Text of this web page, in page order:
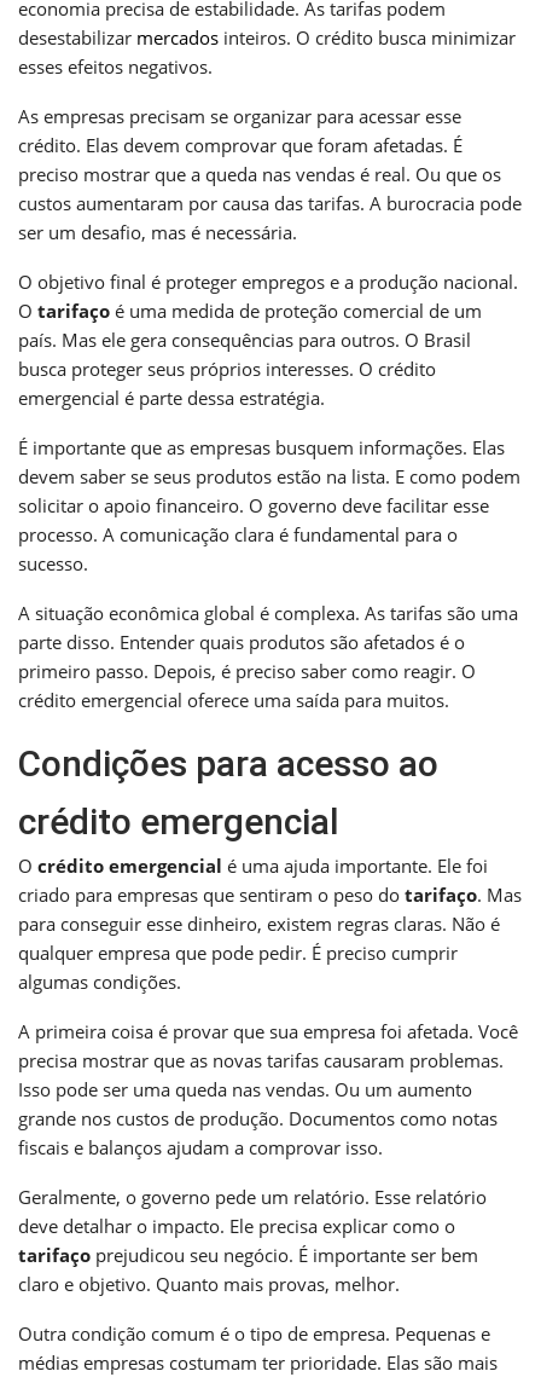
economia precisa de estabilidade. As tarifas podem
desestabilizar mercados inteiros. O crédito busca minimizar
esses efeitos negativos.
As empresas precisam se organizar para acessar esse
crédito. Elas devem comprovar que foram afetadas. É
preciso mostrar que a queda nas vendas é real. Ou que os
custos aumentaram por causa das tarifas. A burocracia pode
ser um desafio, mas é necessária.
O objetivo final é proteger empregos e a produção nacional.
O tarifaço é uma medida de proteção comercial de um
país. Mas ele gera consequências para outros. O Brasil
busca proteger seus próprios interesses. O crédito
emergencial é parte dessa estratégia.
É importante que as empresas busquem informações. Elas
devem saber se seus produtos estão na lista. E como podem
solicitar o apoio financeiro. O governo deve facilitar esse
processo. A comunicação clara é fundamental para o
sucesso.
A situação econômica global é complexa. As tarifas são uma
parte disso. Entender quais produtos são afetados é o
primeiro passo. Depois, é preciso saber como reagir. O
crédito emergencial oferece uma saída para muitos.
Condições para acesso ao
crédito emergencial
O crédito emergencial é uma ajuda importante. Ele foi
criado para empresas que sentiram o peso do tarifaço. Mas
para conseguir esse dinheiro, existem regras claras. Não é
qualquer empresa que pode pedir. É preciso cumprir
algumas condições.
A primeira coisa é provar que sua empresa foi afetada. Você
precisa mostrar que as novas tarifas causaram problemas.
Isso pode ser uma queda nas vendas. Ou um aumento
grande nos custos de produção. Documentos como notas
fiscais e balanços ajudam a comprovar isso.
Geralmente, o governo pede um relatório. Esse relatório
deve detalhar o impacto. Ele precisa explicar como o
tarifaço prejudicou seu negócio. É importante ser bem
claro e objetivo. Quanto mais provas, melhor.
Outra condição comum é o tipo de empresa. Pequenas e
médias empresas costumam ter prioridade. Elas são mais